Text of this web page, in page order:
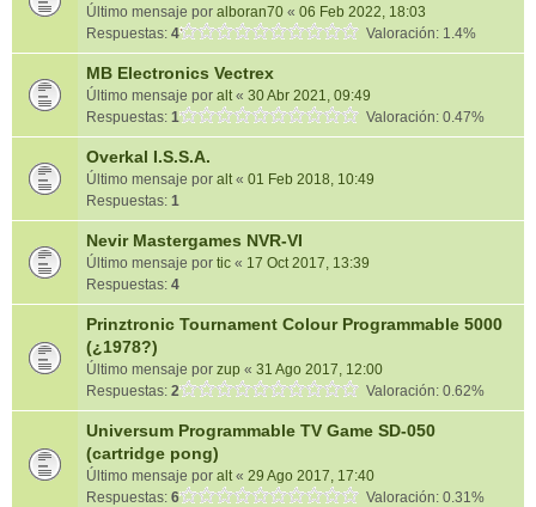
Último mensaje por alboran70 « 06 Feb 2022, 18:03
Respuestas: 4 Valoración: 1.4%
MB Electronics Vectrex
Último mensaje por alt« 30 Abr 2021, 09:49
Respuestas: 1 Valoración: 0.47%
Overkal I.S.S.A.
Último mensaje por alt« 01 Feb 2018, 10:49
Respuestas: 1
Nevir Mastergames NVR-VI
Último mensaje por tic « 17 Oct 2017, 13:39
Respuestas: 4
Prinztronic Tournament Colour Programmable 5000
(¿1978?)
Último mensaje por zup « 31 Ago 2017, 12:00
Respuestas: 2 Valoración: 0.62%
Universum Programmable TV Game SD-050
(cartridge pong)
Último mensaje por alt« 29 Ago 2017, 17:40
Respuestas: 6 Valoración: 0.31%